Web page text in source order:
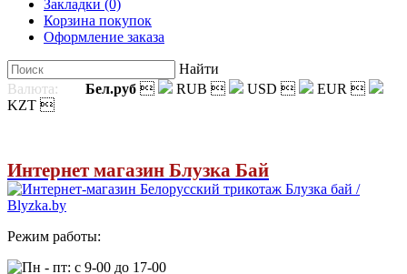
Закладки (0)
Корзина покупок
Оформление заказа
Найти
Валюта:
Бел.руб  RUB  USD  EUR 
KZT 
Интернет магазин Блузка Бай
Режим работы:
Пн - пт: с 9-00 до 17-00